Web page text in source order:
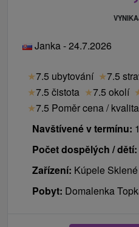
Janka - 24.7.2026
★7.5 ubytování ★7.5
★7.5 čistota ★7.5 okolí
★7.5 Poměr cena / kvalita
Navštívené v termínu:
Počet dospělých / dětí:
Zařízení: Kúpele
Pobyt: Domalenka